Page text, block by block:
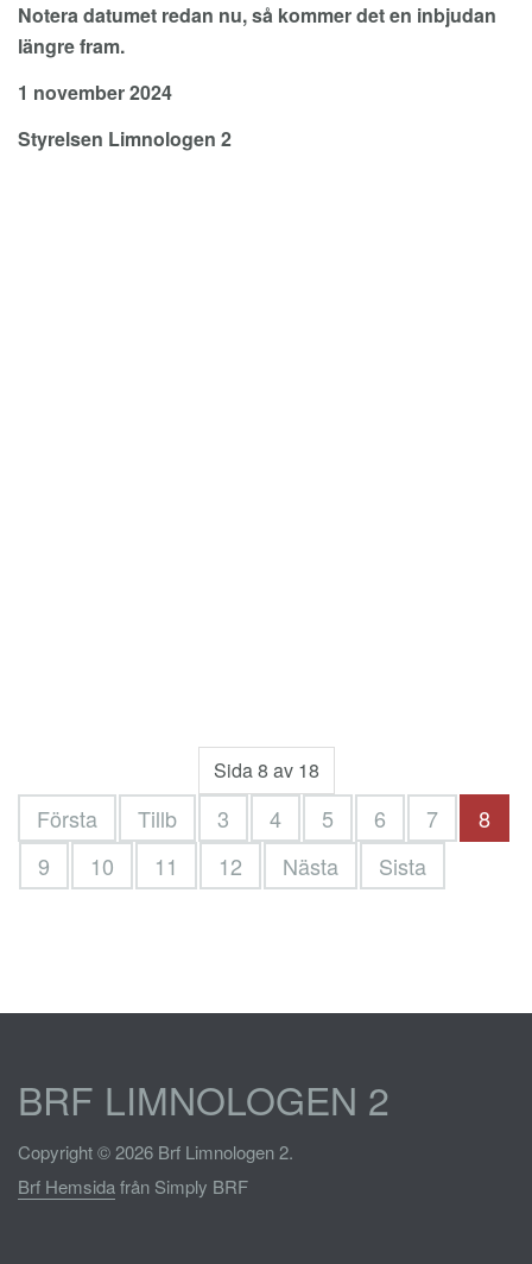
Notera datumet redan nu, så kommer det en inbjudan
längre fram.
1 november 2024
Styrelsen Limnologen 2
Sida 8 av 18
Första Tillb 3 4 5 6 7
8
9
10 11 12 Nästa Sista
BRF LIMNOLOGEN 2
Copyright © 2026 Brf Limnologen 2.
Brf Hemsidafrån Simply BRF